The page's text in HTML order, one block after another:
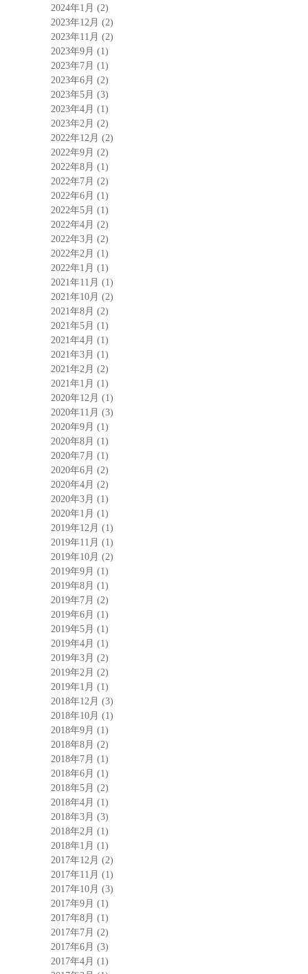
2024年1月 (2)
2023年12月 (2)
2023年11月 (2)
2023年9月 (1)
2023年7月 (1)
2023年6月 (2)
2023年5月 (3)
2023年4月 (1)
2023年2月 (2)
2022年12月 (2)
2022年9月 (2)
2022年8月 (1)
2022年7月 (2)
2022年6月 (1)
2022年5月 (1)
2022年4月 (2)
2022年3月 (2)
2022年2月 (1)
2022年1月 (1)
2021年11月 (1)
2021年10月 (2)
2021年8月 (2)
2021年5月 (1)
2021年4月 (1)
2021年3月 (1)
2021年2月 (2)
2021年1月 (1)
2020年12月 (1)
2020年11月 (3)
2020年9月 (1)
2020年8月 (1)
2020年7月 (1)
2020年6月 (2)
2020年4月 (2)
2020年3月 (1)
2020年1月 (1)
2019年12月 (1)
2019年11月 (1)
2019年10月 (2)
2019年9月 (1)
2019年8月 (1)
2019年7月 (2)
2019年6月 (1)
2019年5月 (1)
2019年4月 (1)
2019年3月 (2)
2019年2月 (2)
2019年1月 (1)
2018年12月 (3)
2018年10月 (1)
2018年9月 (1)
2018年8月 (2)
2018年7月 (1)
2018年6月 (1)
2018年5月 (2)
2018年4月 (1)
2018年3月 (3)
2018年2月 (1)
2018年1月 (1)
2017年12月 (2)
2017年11月 (1)
2017年10月 (3)
2017年9月 (1)
2017年8月 (1)
2017年7月 (2)
2017年6月 (3)
2017年4月 (1)